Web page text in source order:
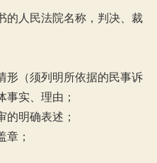
的人民法院名称，判决、裁
形（须列明所依据的民事诉
事实、理由；
的明确表述；
章；